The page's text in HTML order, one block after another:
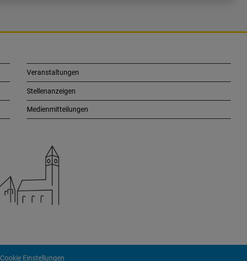
Veranstaltungen
Stellenanzeigen
Medienmitteilungen
Cookie Einstellungen